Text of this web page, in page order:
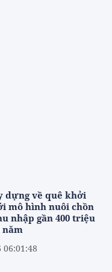
dựng về quê khởi
mô hình nuôi chồn
nhập gần 400 triệu
năm
06:01:48